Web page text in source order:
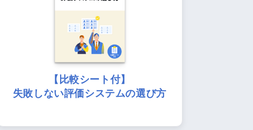
【比較シート付】
失敗しない評価システムの選び方